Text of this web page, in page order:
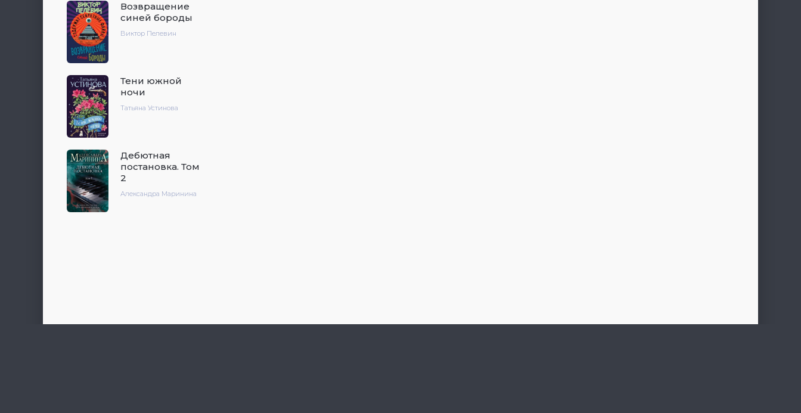
Возвращение
синей бороды
Виктор Пелевин
Тени южной
ночи
Татьяна Устинова
Дебютная
постановка. Том
2
Александра Маринина